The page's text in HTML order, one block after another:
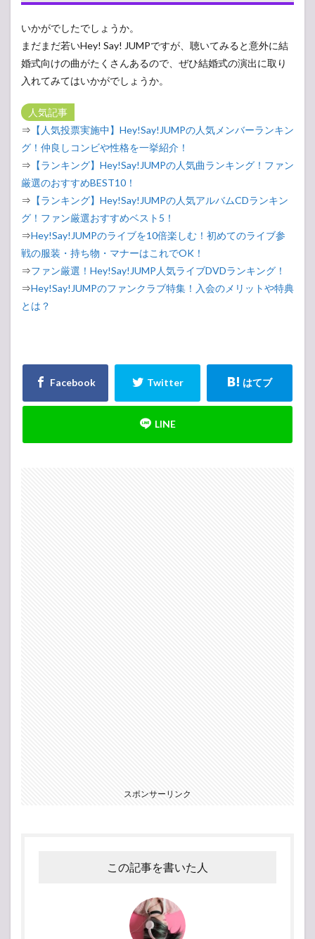
いかがでしたでしょうか。
まだまだ若いHey! Say! JUMPですが、聴いてみると意外に結
婚式向けの曲がたくさんあるので、ぜひ結婚式の演出に取り
入れてみてはいかがでしょうか。
人気記事
⇒ 【人気投票実施中】Hey!Say!JUMPの人気メンバーランキン
グ！仲良しコンビや性格を一挙紹介！
⇒ 【ランキング】Hey!Say!JUMPの人気曲ランキング！ファン
厳選のおすすめBEST10！
⇒ 【ランキング】Hey!Say!JUMPの人気アルバムCDランキン
グ！ファン厳選おすすめベスト5！
⇒Hey!Say!JUMPのライブを10倍楽しむ！初めてのライブ参
戦の服装・持ち物・マナーはこれでOK！
⇒ファン厳選！Hey!Say!JUMP人気ライブDVDランキング！
⇒Hey!Say!JUMPのファンクラブ特集！入会のメリットや特典
とは？
スポンサーリンク
この記事を書いた人